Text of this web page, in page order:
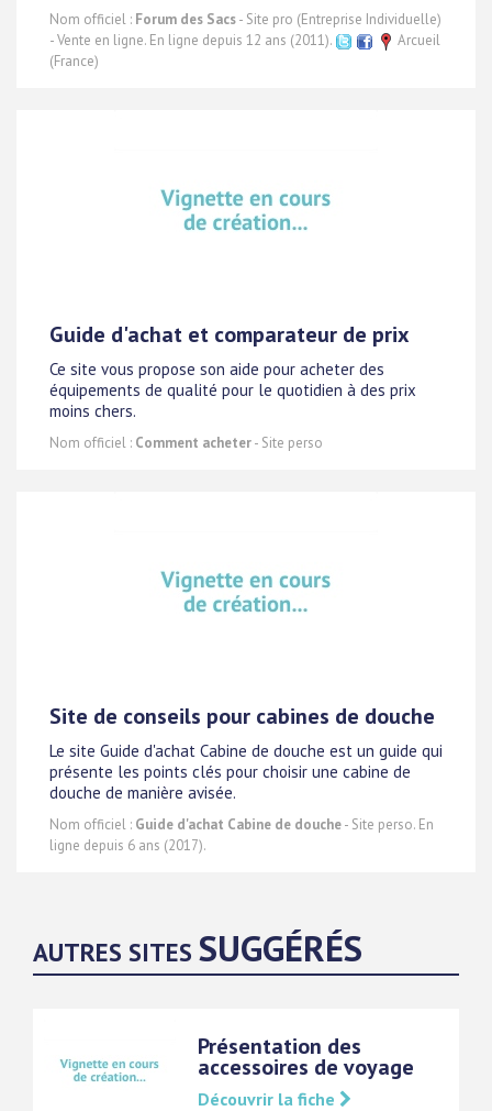
Nom officiel : Forum des Sacs- Site pro (Entreprise Individuelle)
- Vente en ligne. En ligne depuis 12 ans (2011).
Arcueil
(France)
Guide d'achat et comparateur de prix
Ce site vous propose son aide pour acheter des
équipements de qualité pour le quotidien à des prix
moins chers.
Nom officiel : Comment acheter- Site perso
Site de conseils pour cabines de douche
Le site Guide d'achat Cabine de douche est un guide qui
présente les points clés pour choisir une cabine de
douche de manière avisée.
Nom officiel : Guide d'achat Cabine de douche- Site perso. En
ligne depuis 6 ans (2017).
AUTRES SITES SUGGÉRÉS
Présentation des
accessoires de voyage
Découvrir la fiche